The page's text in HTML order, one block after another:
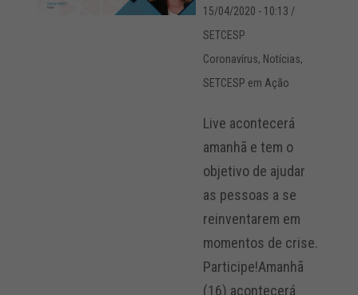
15/04/2020 - 10:13 /
SETCESP
Coronavírus, Notícias,
SETCESP em Ação
Live acontecerá
amanhã e tem o
objetivo de ajudar
as pessoas a se
reinventarem em
momentos de crise.
Participe!Amanhã
(16) acontecerá